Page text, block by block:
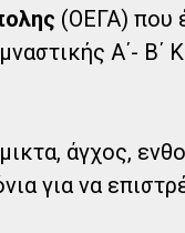
(ΟΕΓΑ) που
Α΄- Β΄
άγχος,
για να